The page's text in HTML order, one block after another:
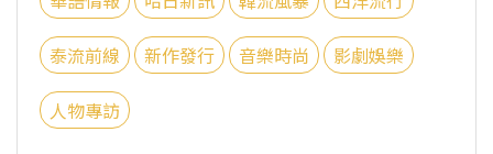
泰流前線 新作發行 音樂時尚 影劇娛樂
人物專訪